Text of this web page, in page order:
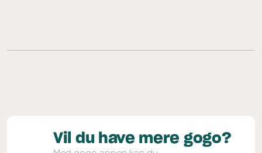
Vil du have mere gogo?